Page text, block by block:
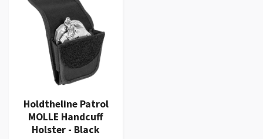
Holdtheline Patrol
MOLLE Handcuff
Holster - Black